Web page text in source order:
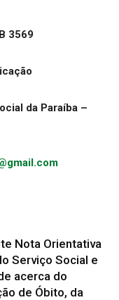
3569
da Paraíba –
Nota Orientativa
Serviço Social e
acerca do
de Óbito, da